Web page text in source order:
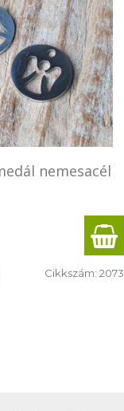
nemesacél
Cikkszám: 2073